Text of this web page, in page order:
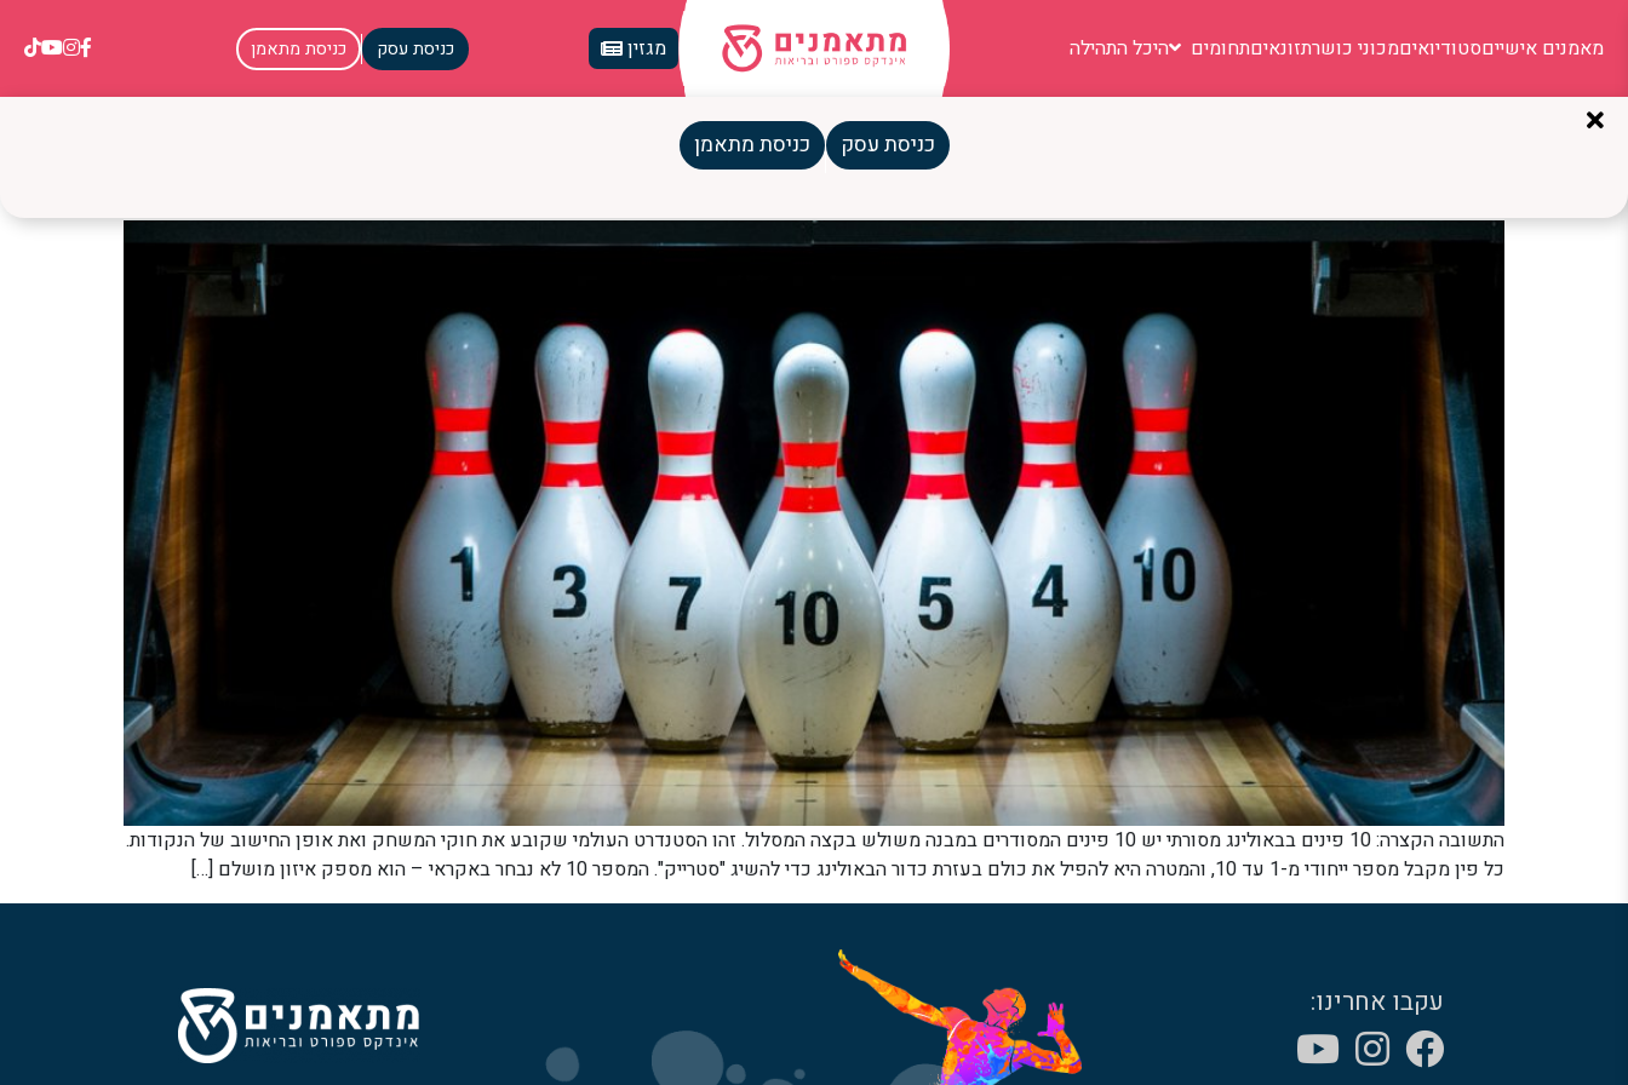
מאמנים אישייםסטודיואיםמכוני כושרתזונאיםתחומים היכל התהילה מגזין כניסת עסק כניסת מתאמן
כניסת עסק כניסת מתאמן
כמה פינים יש בבאולינג? המדריך השלם לעולם הבאולינג
התשובה הקצרה: 10 פינים בבאולינג מסורתי יש 10 פינים המסודרים במבנה משולש בקצה המסלול. זהו הסטנדרט העולמי שקובע את חוקי המשחק ואת אופן החישוב של הנקודות.
כל פין מקבל מספר ייחודי מ-1 עד 10, והמטרה היא להפיל את כולם בעזרת כדור הבאולינג כדי להשיג "סטרייק". המספר 10 לא נבחר באקראי – הוא מספק איזון מושלם […]
עקבו אחרינו: